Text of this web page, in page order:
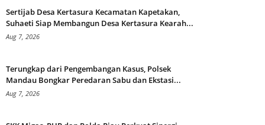
Sertijab Desa Kertasura Kecamatan Kapetakan,
Suhaeti Siap Membangun Desa Kertasura Kearah...
Aug 7, 2026
Terungkap dari Pengembangan Kasus, Polsek
Mandau Bongkar Peredaran Sabu dan Ekstasi...
Aug 7, 2026